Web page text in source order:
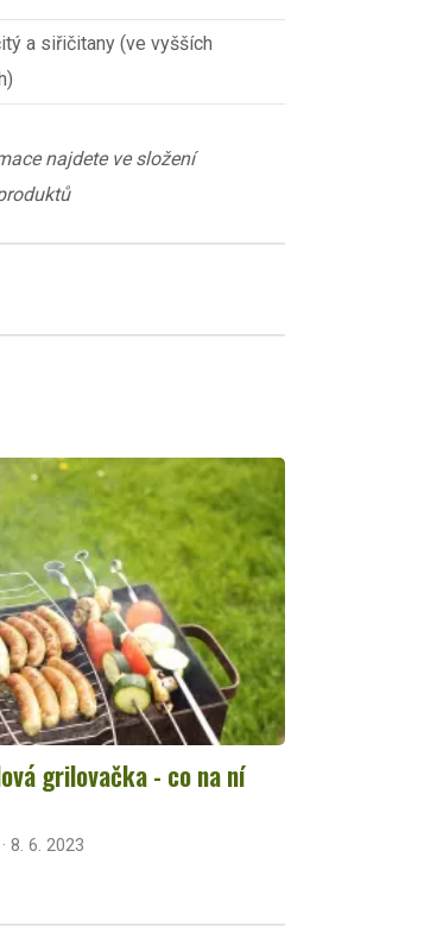
a siřičitany (ve vyšších
najdete ve složení
grilovačka - co na ní
8. 6. 2023